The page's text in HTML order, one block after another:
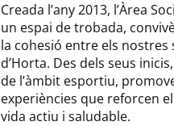
Creada l’any 2013, l’Àrea
un espai de trobada,
la cohesió entre els nostres
d’Horta. Des dels seus
de l’àmbit esportiu,
experiències que reforcen
vida actiu i saludable.